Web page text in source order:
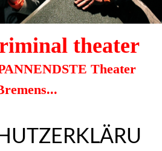
minal theater
Theater